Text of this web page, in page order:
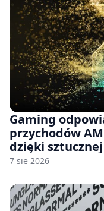
Gaming
przychodów
dzięki
7 sie 2026